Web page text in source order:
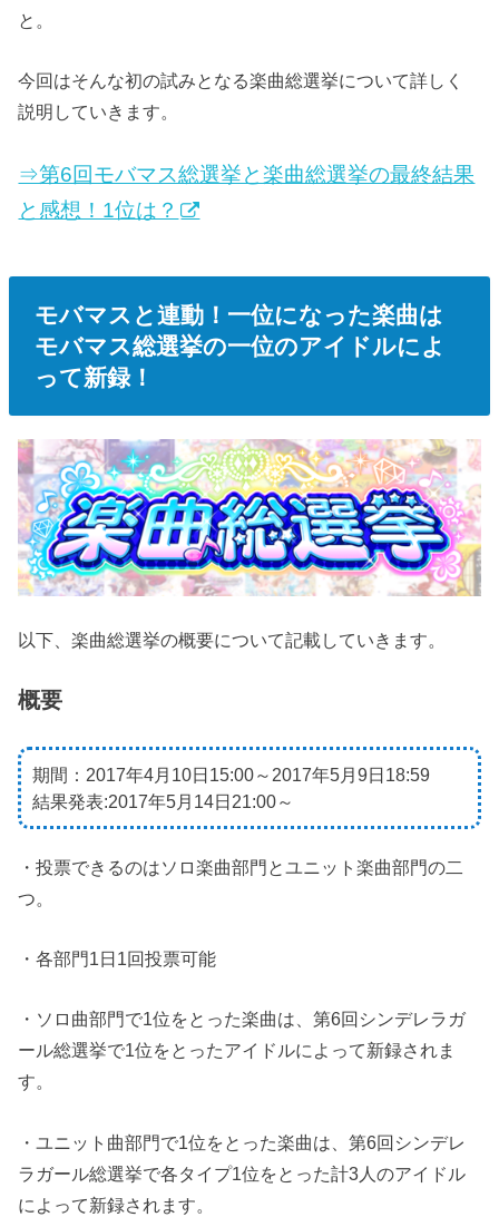
と。
今回はそんな初の試みとなる楽曲総選挙について詳しく
説明していきます。
⇒第6回モバマス総選挙と楽曲総選挙の最終結果
と感想！1位は？
モバマスと連動！一位になった楽曲は
モバマス総選挙の一位のアイドルによ
って新録！
以下、楽曲総選挙の概要について記載していきます。
概要
期間 ：2017年4月10日15:00～2017年5月9日18:59
結果発表:2017年5月14日21:00～
・投票できるのはソロ楽曲部門とユニット楽曲部門の二
つ。
・各部門1日1回投票可能
・ソロ曲部門で1位をとった楽曲は、第6回シンデレラガ
ール総選挙で1位をとったアイドルによって新録されま
す。
・ユニット曲部門で1位をとった楽曲は、第6回シンデレ
ラガール総選挙で各タイプ1位をとった計3人のアイドル
によって新録されます。